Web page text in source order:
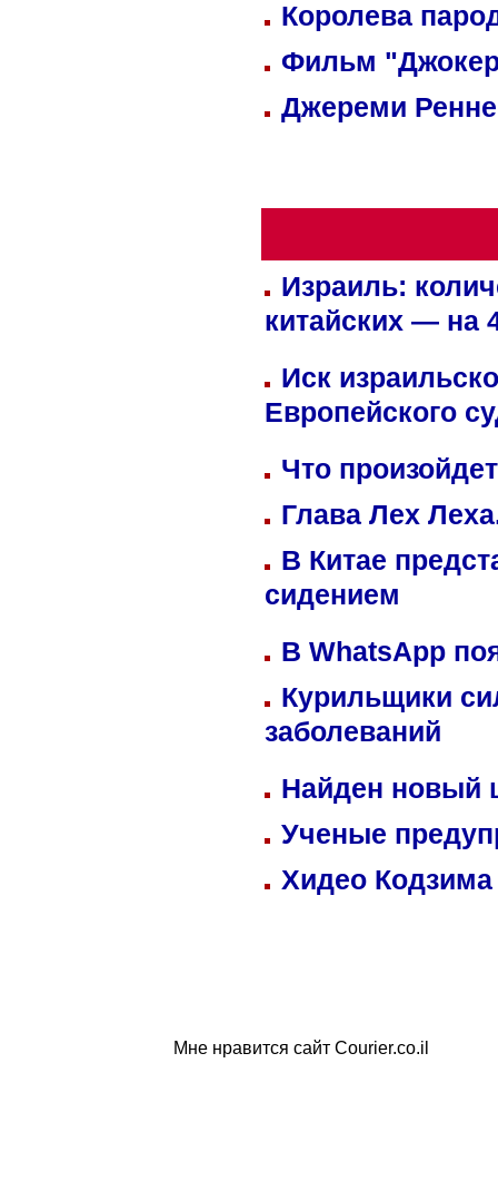
Королева
Фильм
Джереми
Израиль:
китайских — на
Иск
Европейского
Что
Глава Лех
В Китае
сидением
В WhatsApp
Курильщики
заболеваний
Найден
Ученые
Хидео
Мне нравится сайт Courier.co.il